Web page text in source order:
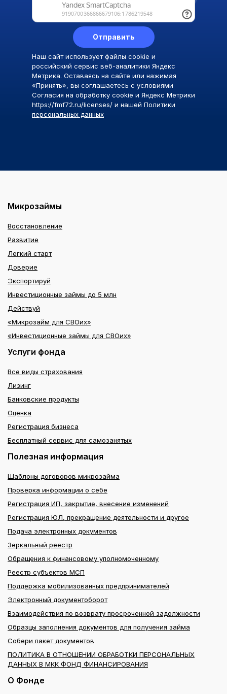
Отправить
Наш сайт использует файлы cookie и
российский сервис веб-аналитики Яндекс
Метрика. Оставаясь на сайте или нажимая
«Принять», вы соглашаетесь с условиями
Согласия на обработку cookie и Яндекс Метрики
https://fmf72.ru/licenses/ и нашей Политики
персональных данных
Микрозаймы
Восстановление
Развитие
Легкий старт
Доверие
Экспортируй
Инвестиционные займы до 5 млн
Действуй
«Микрозайм для СВОих»
«Инвестиционные займы для СВОих»
Услуги фонда
Все виды страхования
Лизинг
Банковские продукты
Оценка
Регистрация бизнеса
Бесплатный сервис для самозанятых
Полезная информация
Шаблоны договоров микрозайма
Проверка информации о себе
Регистрация ИП, закрытие, внесение изменений
Регистрация ЮЛ, прекращение деятельности и другое
Подача электронных документов
Зеркальный реестр
Обращения к финансовому уполномоченному
Реестр субъектов МСП
Поддержка мобилизованных предпринимателей
Электронный документоборот
Взаимодействия по возврату просроченной задолжности
Образцы заполнения документов для получения займа
Собери пакет документов
ПОЛИТИКА В ОТНОШЕНИИ ОБРАБОТКИ ПЕРСОНАЛЬНЫХ
ДАННЫХ В МКК ФОНД ФИНАНСИРОВАНИЯ
О Фонде